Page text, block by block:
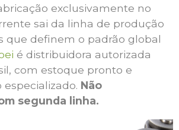
exclusivamente no
sai da linha de produção
que definem o padrão global
é distribuidora autorizada
com estoque pronto e
Não
segunda linha.